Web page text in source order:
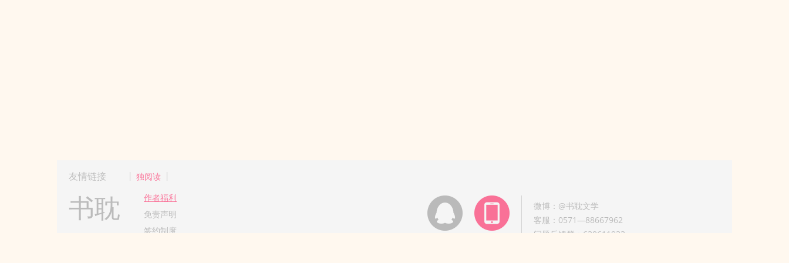
友情链接 独阅读
书耽
作者福利
免责声明
签约制度
微博：@书耽文学
客服：0571—88667962
问题反馈群：630611933